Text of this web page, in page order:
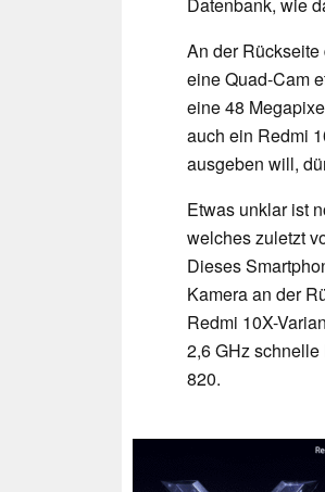
An der
eine Quad-Cam
eine 48
auch ein Redmi
ausgeben will,
Etwas unklar ist
welches zuletzt
Dieses
Kamera an der
Redmi 10X-
2,6 GHz
820.